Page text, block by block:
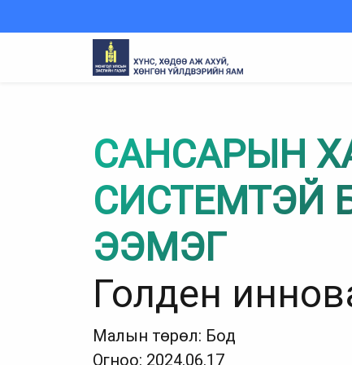
САНСАРЫН
СИСТЕМТЭЙ
ЭЭМЭГ
Голден
Малын төрөл: Бод
Огноо: 2024.06.17